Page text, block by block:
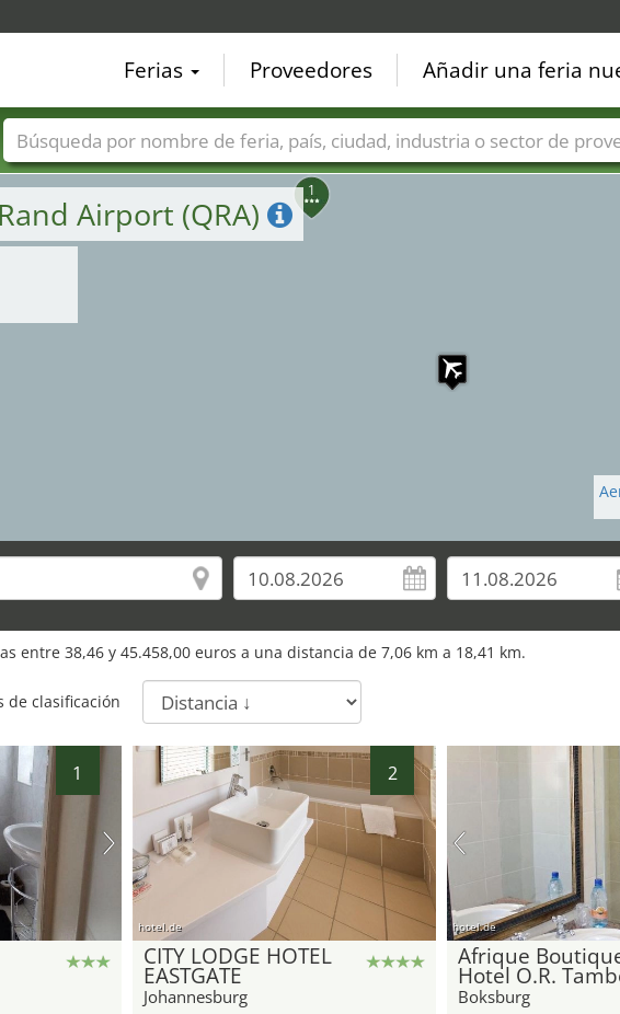
1
2
8
9
Airport (QRA)
entre 38,46 y 45.458,00 euros a una distancia de 7,06 km a 18,41 km.
de clasificación
1 2
hotel.de
CITY LODGE HOTEL
EASTGATE
Johannesburg
hotel.de
Afrique
Hotel O.R.
Boksburg
Ferias Proveedores Añadir una feria
Nombres de ferias Países Ciudades Sectores de ferias